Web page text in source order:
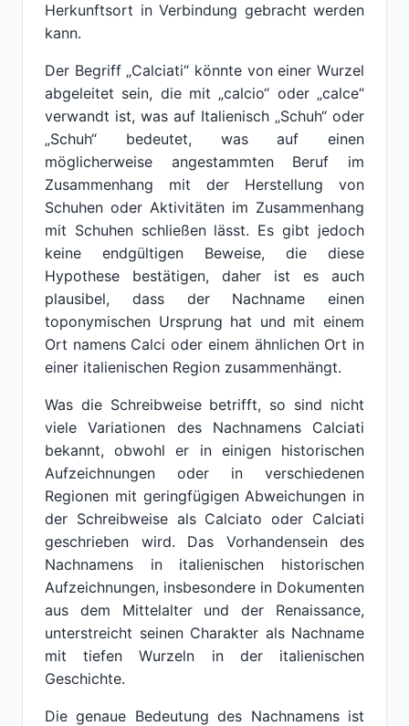
Herkunftsort in Verbindung gebracht werden
kann.
Der Begriff „Calciati“ könnte von einer Wurzel
abgeleitet sein, die mit „calcio“ oder „calce“
verwandt ist, was auf Italienisch „Schuh“ oder
„Schuh“ bedeutet, was auf einen
möglicherweise angestammten Beruf im
Zusammenhang mit der Herstellung von
Schuhen oder Aktivitäten im Zusammenhang
mit Schuhen schließen lässt. Es gibt jedoch
keine endgültigen Beweise, die diese
Hypothese bestätigen, daher ist es auch
plausibel, dass der Nachname einen
toponymischen Ursprung hat und mit einem
Ort namens Calci oder einem ähnlichen Ort in
einer italienischen Region zusammenhängt.
Was die Schreibweise betrifft, so sind nicht
viele Variationen des Nachnamens Calciati
bekannt, obwohl er in einigen historischen
Aufzeichnungen oder in verschiedenen
Regionen mit geringfügigen Abweichungen in
der Schreibweise als Calciato oder Calciati
geschrieben wird. Das Vorhandensein des
Nachnamens in italienischen historischen
Aufzeichnungen, insbesondere in Dokumenten
aus dem Mittelalter und der Renaissance,
unterstreicht seinen Charakter als Nachname
mit tiefen Wurzeln in der italienischen
Geschichte.
Die genaue Bedeutung des Nachnamens ist